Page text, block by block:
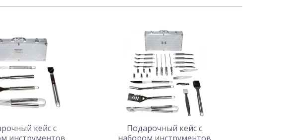
кейс с
Подарочный кейс с